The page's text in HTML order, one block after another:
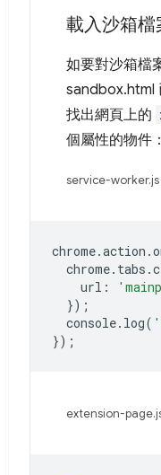
載入沙箱檔
如要對沙箱檔
sandbox.html
找出網頁上的
個屬性的物件：
service-worker.js
chrome.action .
chrome. tabs .
url :
});
console. log(
});
extension-